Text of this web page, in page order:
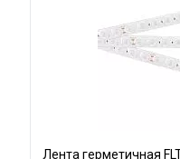
В избранное
Лента герметичная